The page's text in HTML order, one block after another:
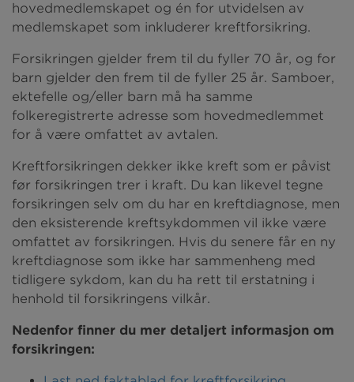
hovedmedlemskapet og én for utvidelsen av
medlemskapet som inkluderer kreftforsikring.
Forsikringen gjelder frem til du fyller 70 år, og for
barn gjelder den frem til de fyller 25 år. Samboer,
ektefelle og/eller barn må ha samme
folkeregistrerte adresse som hovedmedlemmet
for å være omfattet av avtalen.
Kreftforsikringen dekker ikke kreft som er påvist
før forsikringen trer i kraft. Du kan likevel tegne
forsikringen selv om du har en kreftdiagnose, men
den eksisterende kreftsykdommen vil ikke være
omfattet av forsikringen. Hvis du senere får en ny
kreftdiagnose som ikke har sammenheng med
tidligere sykdom, kan du ha rett til erstatning i
henhold til forsikringens vilkår.
Nedenfor finner du mer detaljert informasjon om
forsikringen: